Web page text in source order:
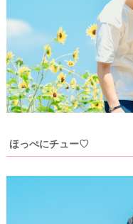
ほっぺにチュー♡
記
事
h
e
c
k
ラ
ン
グ
レ
ポ
る